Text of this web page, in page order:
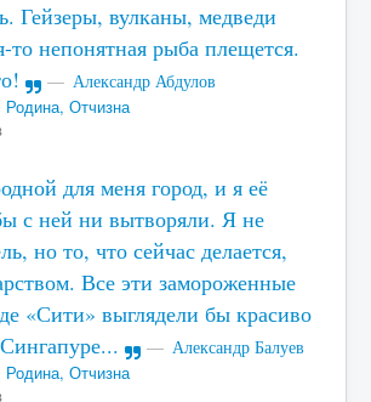
Гейзеры, вулканы, медведи
то непонятная рыба плещется.
Александр Абдулов
Отчизна
для меня город, и я её
с ней ни вытворяли. Я не
но то, что сейчас делается,
Все эти замороженные
«Сити» выглядели бы красиво
Александр Балуев
Отчизна